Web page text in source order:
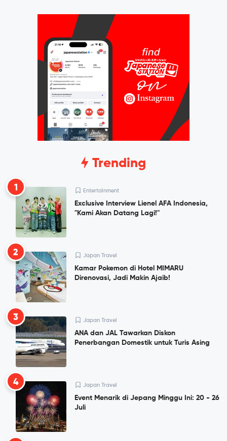
Trending
1 Entertainment
Exclusive Interview Lienel AFA Indonesia,
"Kami Akan Datang Lagi!"
2 Japan Travel
Kamar Pokemon di Hotel MIMARU
Direnovasi, Jadi Makin Ajaib!
3 Japan Travel
ANA dan JAL Tawarkan Diskon
Penerbangan Domestik untuk Turis Asing
4 Japan Travel
Event Menarik di Jepang Minggu Ini: 20 - 26
Juli